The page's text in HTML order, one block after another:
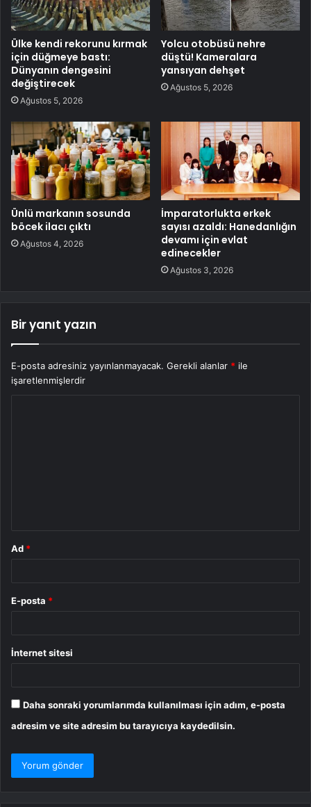
Ülke kendi rekorunu kırmak
için düğmeye bastı:
Dünyanın dengesini
değiştirecek
Ağustos 5, 2026
Yolcu otobüsü nehre
düştü! Kameralara
yansıyan dehşet
Ağustos 5, 2026
Ünlü markanın sosunda
böcek ilacı çıktı
Ağustos 4, 2026
İmparatorlukta erkek
sayısı azaldı: Hanedanlığın
devamı için evlat
edinecekler
Ağustos 3, 2026
Bir yanıt yazın
E-posta adresiniz yayınlanmayacak. Gerekli alanlar * ile
işaretlenmişlerdir
Ad *
E-posta *
İnternet sitesi
Daha sonraki yorumlarımda kullanılması için adım, e-posta
adresim ve site adresim bu tarayıcıya kaydedilsin.